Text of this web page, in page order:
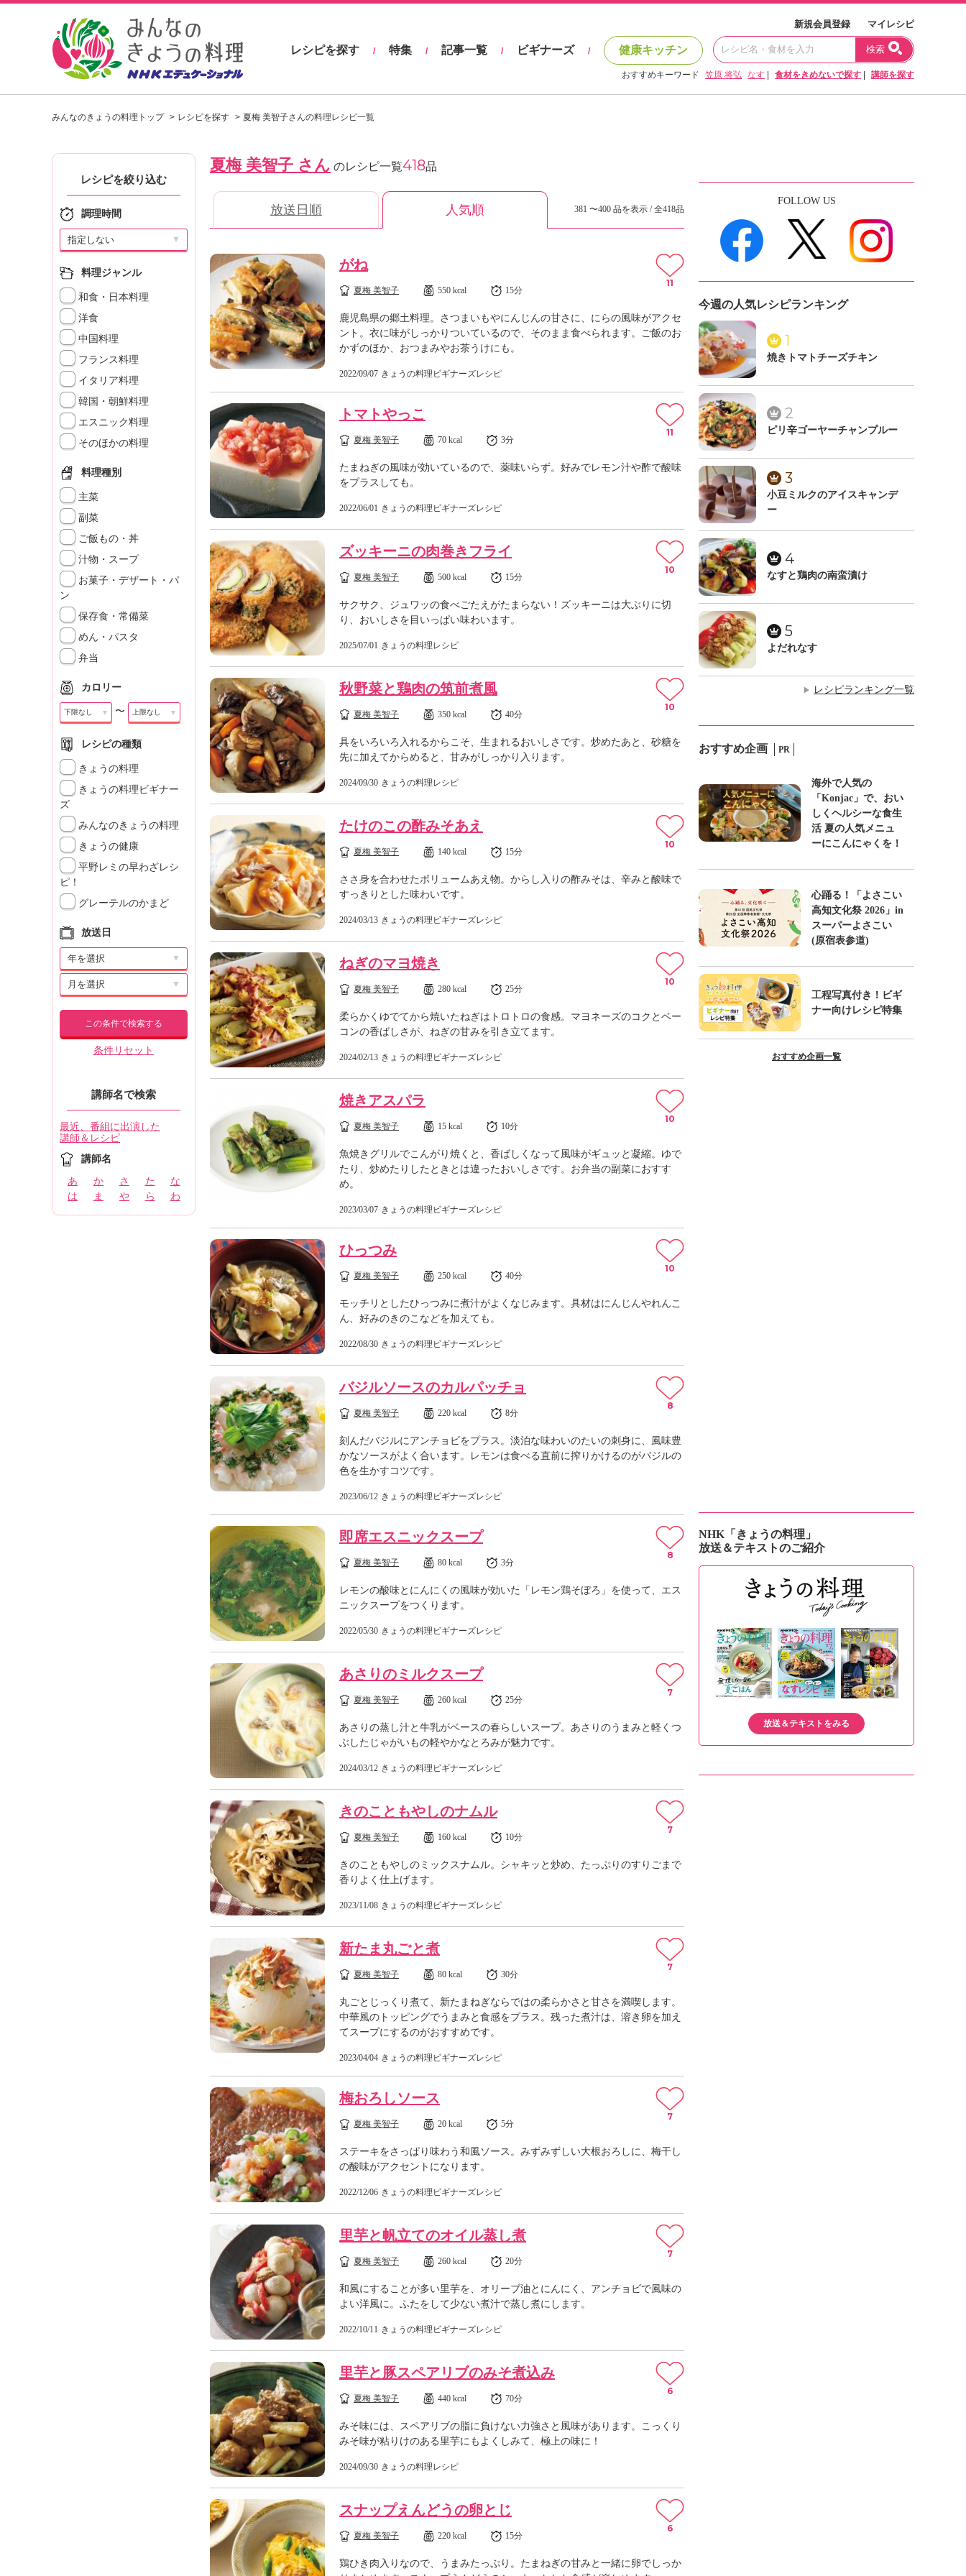
し
シ
を
よ
う
。
N
H
K
エ
デ
ケ
ー
シ
ョ
ナ
ル
「
み
ん
の
き
ょ
う
の
料
理
」
新規会員登録 マイレシピ
レシピを探す / 特集 / 記事一覧 / ビギナーズ / 健康キッチン 検索
おすすめキーワード 笠原 将弘 なす 食材をきめないで探す 講師を探す
みんなのきょうの料理トップ レシピを探す 夏梅 美智子さんの料理レシピ一覧
レシピを絞り込む
調理時間
▼
料理ジャンル
和食・日本料理
洋食
中国料理
フランス料理
イタリア料理
韓国・朝鮮料理
エスニック料理
そのほかの料理
料理種別
主菜
副菜
ご飯もの・丼
汁物・スープ
お菓子・デザート・パ
ン
保存食・常備菜
めん・パスタ
弁当
カロリー
▼ 〜 ▼
レシピの種類
きょうの料理
きょうの料理ビギナー
ズ
みんなのきょうの料理
きょうの健康
平野レミの早わざレシ
ピ！
グレーテルのかまど
放送日
▼
▼
この条件で検索する
条件リセット
講師名で検索
最近、番組に出演した
講師＆レシピ
講師名
あ か さ た
な
は
ま や ら わ
夏梅 美智子 さん のレシピ一覧418品
放送日順 人気順 381 〜400 品を表示 / 全418品
がね
夏梅 美智子 550 kcal 15分
鹿児島県の郷土料理。さつまいもやにんじんの甘さに、にらの風味がアクセ
ント。衣に味がしっかりついているので、そのまま食べられます。ご飯のお
かずのほか、おつまみやお茶うけにも。
2022/09/07 きょうの料理ビギナーズレシピ
11
トマトやっこ
夏梅 美智子 70 kcal 3分
たまねぎの風味が効いているので、薬味いらず。好みでレモン汁や酢で酸味
をプラスしても。
2022/06/01 きょうの料理ビギナーズレシピ
11
ズッキーニの肉巻きフライ
夏梅 美智子 500 kcal 15分
サクサク、ジュワッの食べごたえがたまらない！ズッキーニは大ぶりに切
り、おいしさを目いっぱい味わいます。
2025/07/01 きょうの料理レシピ
10
秋野菜と鶏肉の筑前煮風
夏梅 美智子 350 kcal 40分
具をいろいろ入れるからこそ、生まれるおいしさです。炒めたあと、砂糖を
先に加えてからめると、甘みがしっかり入ります。
2024/09/30 きょうの料理レシピ
10
たけのこの酢みそあえ
夏梅 美智子 140 kcal 15分
ささ身を合わせたボリュームあえ物。からし入りの酢みそは、辛みと酸味で
すっきりとした味わいです。
2024/03/13 きょうの料理ビギナーズレシピ
10
ねぎのマヨ焼き
夏梅 美智子 280 kcal 25分
柔らかくゆでてから焼いたねぎはトロトロの食感。マヨネーズのコクとベー
コンの香ばしさが、ねぎの甘みを引き立てます。
2024/02/13 きょうの料理ビギナーズレシピ
10
焼きアスパラ
夏梅 美智子 15 kcal 10分
魚焼きグリルでこんがり焼くと、香ばしくなって風味がギュッと凝縮。ゆで
たり、炒めたりしたときとは違ったおいしさです。お弁当の副菜におすす
め。
2023/03/07 きょうの料理ビギナーズレシピ
10
ひっつみ
夏梅 美智子 250 kcal 40分
モッチリとしたひっつみに煮汁がよくなじみます。具材はにんじんやれんこ
ん、好みのきのこなどを加えても。
2022/08/30 きょうの料理ビギナーズレシピ
10
バジルソースのカルパッチョ
夏梅 美智子 220 kcal 8分
刻んだバジルにアンチョビをプラス。淡泊な味わいのたいの刺身に、風味豊
かなソースがよく合います。レモンは食べる直前に搾りかけるのがバジルの
色を生かすコツです。
2023/06/12 きょうの料理ビギナーズレシピ
8
即席エスニックスープ
夏梅 美智子 80 kcal 3分
レモンの酸味とにんにくの風味が効いた「レモン鶏そぼろ」を使って、エス
ニックスープをつくります。
2022/05/30 きょうの料理ビギナーズレシピ
8
あさりのミルクスープ
夏梅 美智子 260 kcal 25分
あさりの蒸し汁と牛乳がベースの春らしいスープ。あさりのうまみと軽くつ
ぶしたじゃがいもの軽やかなとろみが魅力です。
2024/03/12 きょうの料理ビギナーズレシピ
7
きのこともやしのナムル
夏梅 美智子 160 kcal 10分
きのこともやしのミックスナムル。シャキッと炒め、たっぷりのすりごまで
香りよく仕上げます。
2023/11/08 きょうの料理ビギナーズレシピ
7
新たま丸ごと煮
夏梅 美智子 80 kcal 30分
丸ごとじっくり煮て、新たまねぎならではの柔らかさと甘さを満喫します。
中華風のトッピングでうまみと食感をプラス。残った煮汁は、溶き卵を加え
てスープにするのがおすすめです。
2023/04/04 きょうの料理ビギナーズレシピ
7
梅おろしソース
夏梅 美智子 20 kcal 5分
ステーキをさっぱり味わう和風ソース。みずみずしい大根おろしに、梅干し
の酸味がアクセントになります。
2022/12/06 きょうの料理ビギナーズレシピ
7
里芋と帆立てのオイル蒸し煮
夏梅 美智子 260 kcal 20分
和風にすることが多い里芋を、オリーブ油とにんにく、アンチョビで風味の
よい洋風に。ふたをして少ない煮汁で蒸し煮にします。
2022/10/11 きょうの料理ビギナーズレシピ
7
里芋と豚スペアリブのみそ煮込み
夏梅 美智子 440 kcal 70分
みそ味には、スペアリブの脂に負けない力強さと風味があります。こっくり
みそ味が粘りけのある里芋にもよくしみて、極上の味に！
2024/09/30 きょうの料理レシピ
6
スナップえんどうの卵とじ
夏梅 美智子 220 kcal 15分
鶏ひき肉入りなので、うまみたっぷり。たまねぎの甘みと一緒に卵でしっか
6
FOLLOW US
今週の人気レシピランキング
1
焼きトマトチーズチキン
2
ピリ辛ゴーヤーチャンプルー
3
小豆ミルクのアイスキャンデ
ー
4
なすと鶏肉の南蛮漬け
5
よだれなす
▶ レシピランキング一覧
おすすめ企画 PR
海外で人気の
「Konjac」で、おい
しくヘルシーな食生
活 夏の人気メニュ
ーにこんにゃくを！
心踊る！「よさこい
高知文化祭 2026」in
スーパーよさこい
(原宿表参道)
工程写真付き！ビギ
ナー向けレシピ特集
おすすめ企画一覧
NHK「きょうの料理」
放送＆テキストのご紹介
放送＆テキストをみる